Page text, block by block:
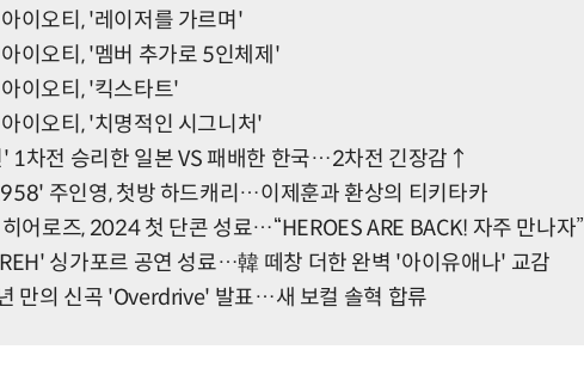
이오티, '레이저를 가르며'
이오티, '멤버 추가로 5인체제'
이오티, '킥스타트'
이오티, '치명적인 시그니처'
1차전 승리한 일본 VS 패배한 한국…2차전 긴장감↑
주인영, 첫방 하드캐리…이제훈과 환상의 티키타카
어로즈, 2024 첫 단콘 성료…“HEROES ARE BACK! 자주 만나자”
싱가포르 공연 성료…韓 떼창 더한 완벽 '아이유애나' 교감
만의 신곡 'Overdrive' 발표…새 보컬 솔혁 합류